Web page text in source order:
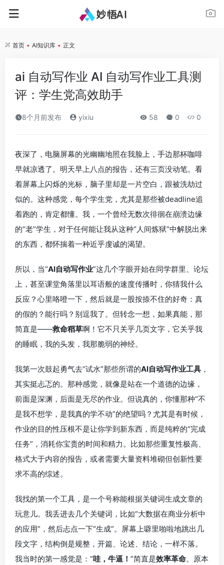
首页 • AI知识库 • 正文
ai 自动写作业 AI 自动写作业工具测
评：学生党高效助手
8个月前发布 yixiu 58 0 0
夜深了，电脑屏幕的光幽幽地照在我脸上，手边那杯咖啡
早就凉透了。明天早上八点的报告，还有三页没动笔。看
着屏幕上闪烁的光标，脑子里却是一片空白，跟被洗劫过
似的。这种感觉，每个学生党，尤其是那些被deadline追
着跑的，肯定都懂。我，一个曾经无数次徘徊在崩溃边缘
的“老”学生，对于任何能让我从这种“人间炼狱”中解脱出来
的东西，都怀揣着一种近乎虔诚的渴望。
所以，当“AI自动写作业”这几个字眼开始在同学群里、论坛
上，甚至课堂角落里以耳语般的速度传播时，你猜我什么
反应？心里咯噔一下，然后就是一股按捺不住的好奇：真
的假的？能行吗？别逗我了。但转念一想，如果真能，那
简直是——救命稻草啊！它不只关乎几页文字，它关乎我
的睡眠，我的头发，我那脆弱的神经。
我第一次鼓起勇气去“试水”那些所谓的AI自动写作业工具 ，
其实挺忐忑的。那种感觉，就像是站在一个道德的边缘，
前面是深渊，后面是无尽的作业。但说真的，你懂那种“不
是我不想学，是我真的学不动”的绝望吗？尤其是有时候，
作业的目的性压根不是让你学到新东西，而是纯粹的“完成
任务”，消耗你宝贵的时间和精力。比如那些重复性极高、
格式大于内容的报告，或者需要大量资料堆砌但创新性要
求不高的综述。
我找的第一个工具，是一个号称能根据关键词生成文章的
玩意儿。我丢进去几个关键词，比如“大数据在商业分析中
的应用”，然后忐点一下“生成”。屏幕上噼里啪啦地跳出几
段文字，结构倒是规整，开篇、论述、结论，一样不落。
我当时的第一感觉是：“哇，牛逼！ ”简直是效率革命。原本